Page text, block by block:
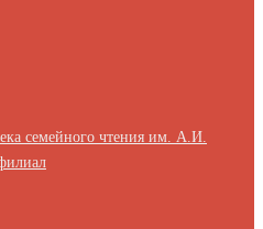
семейного чтения им. А.И.